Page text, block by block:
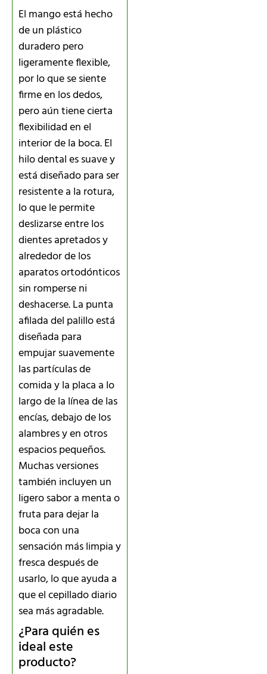
El mango está hecho
de un plástico
duradero pero
ligeramente flexible,
por lo que se siente
firme en los dedos,
pero aún tiene cierta
flexibilidad en el
interior de la boca. El
hilo dental es suave y
está diseñado para ser
resistente a la rotura,
lo que le permite
deslizarse entre los
dientes apretados y
alrededor de los
aparatos ortodónticos
sin romperse ni
deshacerse. La punta
afilada del palillo está
diseñada para
empujar suavemente
las partículas de
comida y la placa a lo
largo de la línea de las
encías, debajo de los
alambres y en otros
espacios pequeños.
Muchas versiones
también incluyen un
ligero sabor a menta o
fruta para dejar la
boca con una
sensación más limpia y
fresca después de
usarlo, lo que ayuda a
que el cepillado diario
sea más agradable.
¿Para quién es
ideal este
producto?